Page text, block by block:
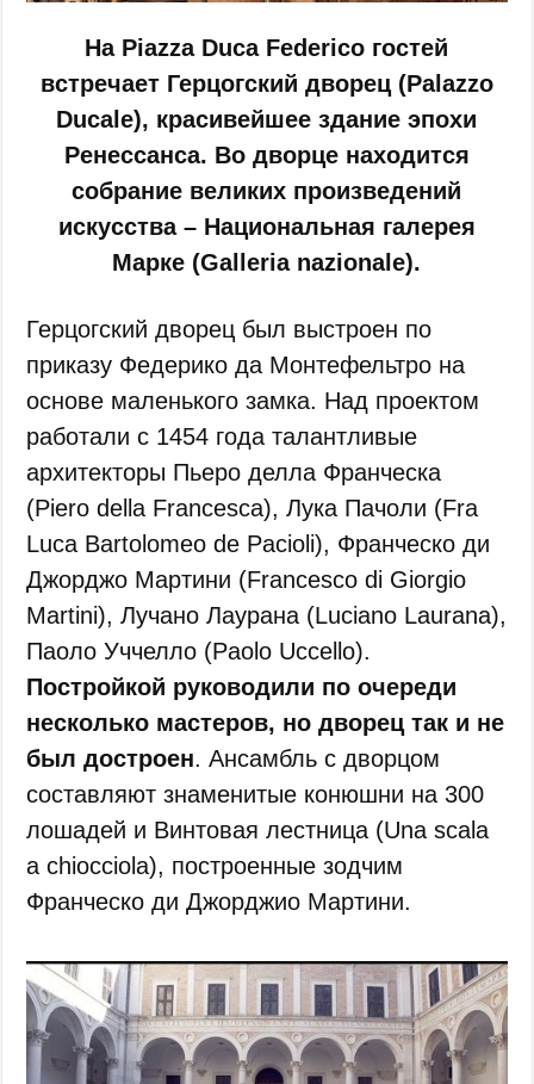
На Piazza Duca Federico гостей
встречает Герцогский дворец (Palazzo
Ducale), красивейшее здание эпохи
Ренессанса. Во дворце находится
собрание великих произведений
искусства – Национальная галерея
Марке (Galleria nazionale).
Герцогский дворец был выстроен по
приказу Федерико да Монтефельтро на
основе маленького замка. Над проектом
работали с 1454 года талантливые
архитекторы Пьеро делла Франческа
(Piero della Francesca), Лука Пачоли (Fra
Luca Bartolomeo de Pacioli), Франческо ди
Джорджо Мартини (Francesco di Giorgio
Martini), Лучано Лаурана (Luciano Laurana),
Паоло Уччелло (Paolo Uccello).
Постройкой руководили по очереди
несколько мастеров, но дворец так и не
был достроен. Ансамбль с дворцом
составляют знаменитые конюшни на 300
лошадей и Винтовая лестница (Una scala
a chiocciola), построенные зодчим
Франческо ди Джорджио Мартини.